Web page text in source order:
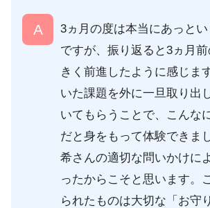
3ヵ月の度は本当にあっと
ですが、振り返ると3ヵ月
きく前進したように感じま
いた課題を外に一旦取り出
いてもらうことで、こんな
だと身をもって体験できま
希さんの適切な問いかけに
ったからこそと思います。
られたものは大切な「お守